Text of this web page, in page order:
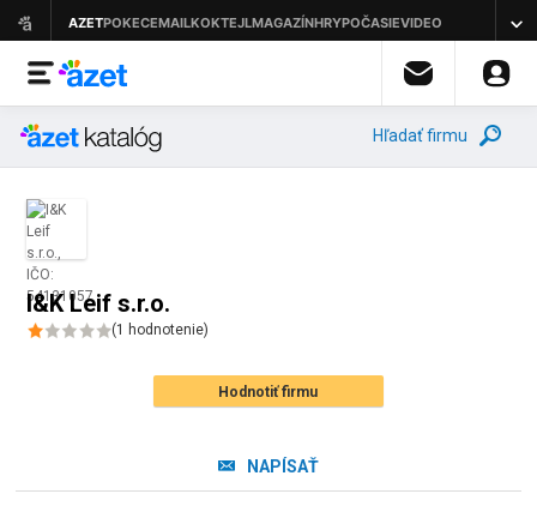
Hľadať firmu
I&K Leif s.r.o.
(1 hodnotenie)
Hodnotiť firmu
NAPÍSAŤ